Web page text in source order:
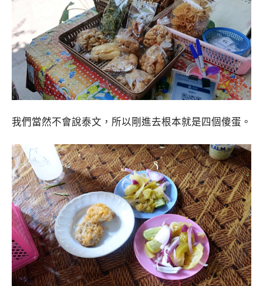
我們當然不會說泰文，所以剛進去根本就是四個傻蛋。